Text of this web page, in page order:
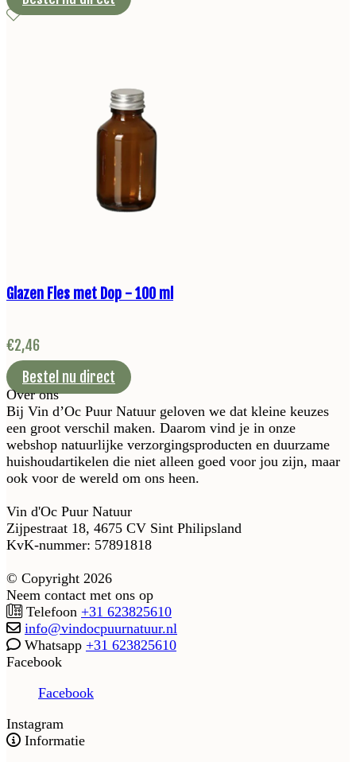
Glazen Fles met Dop - 100 ml
€2,46
Bestel nu direct
Over ons
Bij Vin d’Oc Puur Natuur geloven we dat kleine keuzes
een groot verschil maken. Daarom vind je in onze
webshop natuurlijke verzorgingsproducten en duurzame
huishoudartikelen die niet alleen goed voor jou zijn, maar
ook voor de wereld om ons heen.
Vin d'Oc Puur Natuur
Zijpestraat 18, 4675 CV Sint Philipsland
KvK-nummer: 57891818
© Copyright 2026
Neem contact met ons op
Telefoon +31 623825610
info@vindocpuurnatuur.nl
Whatsapp +31 623825610
Facebook
Facebook
Instagram
Informatie